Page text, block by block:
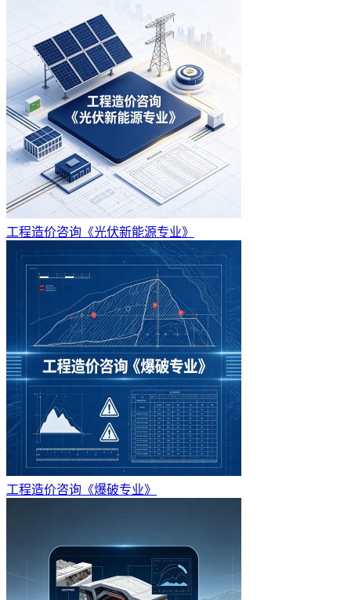
工程造价咨询《光伏新能源专业》
工程造价咨询《爆破专业》